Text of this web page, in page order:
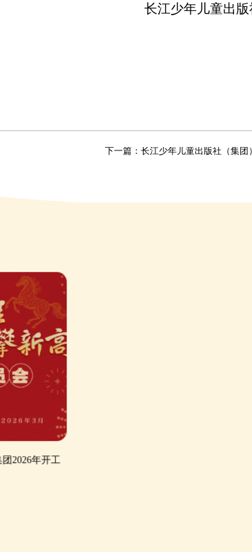
长江少年儿童出
下一篇：长江少年儿童出版社（集团）有限公司2026-2027年
2026年开工